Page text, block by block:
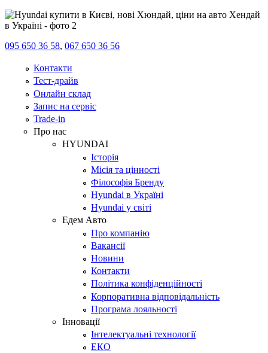
095 650 36 58, 067 650 36 56
Контакти
Тест-драйв
Онлайн склад
Запис на сервіс
Trade-in
Про нас
HYUNDAI
Історія
Місія та цінності
Філософія Бренду
Hyundai в Україні
Hyundai у світі
Едем Авто
Про компанію
Вакансії
Новини
Контакти
Політика конфіденційності
Корпоративна відповідальність
Програма лояльності
Інновації
Інтелектуальні технології
ЕКО